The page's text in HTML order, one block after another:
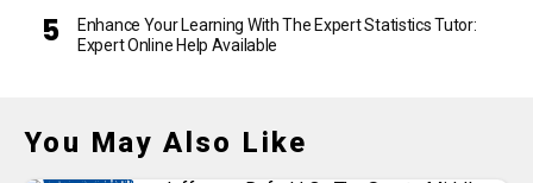
Enhance Your Learning With The Expert Statistics Tutor:
Expert Online Help Available
You May Also Like